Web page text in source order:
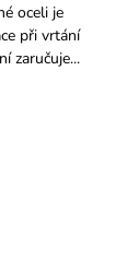
oceli je
při vrtání
zaručuje...